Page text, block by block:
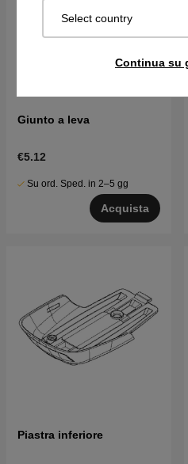
Select country
Continua su
Giunto a leva
€5.12
Su ord. Sped. in 2–5 gg
Acquista
Piastra inferiore